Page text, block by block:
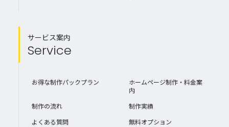
サービス案内
Service
お得な制作パックプラン
ホームページ制作・料金案
内
制作の流れ
制作実績
よくある質問
無料オプション